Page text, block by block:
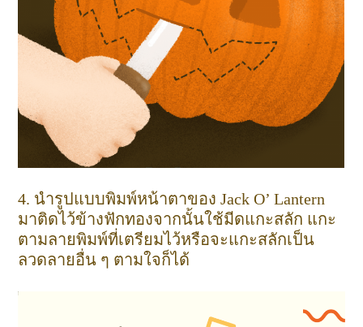
4. นำรูปแบบพิมพ์หน้าตาของ Jack O’ Lantern
มาติดไว้ข้างฟักทองจากนั้นใช้มีดแกะสลัก แกะ
ตามลายพิมพ์ที่เตรียมไว้หรือจะแกะสลักเป็น
ลวดลายอื่น ๆ ตามใจก็ได้